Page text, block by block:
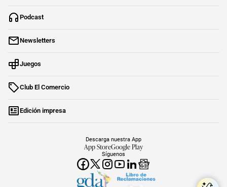
Podcast
Newsletters
Juegos
Club El Comercio
Edición impresa
Síguenos
Descarga nuestra App
App StoreGoogle Play